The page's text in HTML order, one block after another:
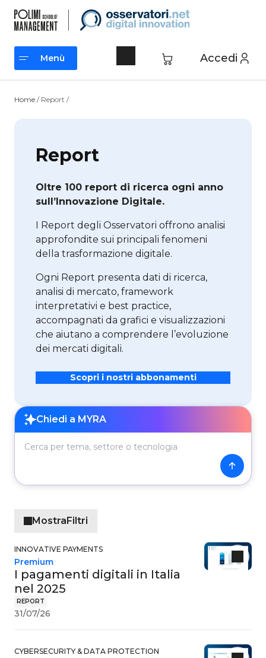
contenuto
Accedi
Menù
Home / Report /
Report
Oltre 100 report di ricerca ogni anno
sull’Innovazione Digitale.
I Report degli Osservatori offrono analisi
approfondite sui principali fenomeni
della trasformazione digitale.
Ogni Report presenta dati di ricerca,
analisi di mercato, framework
interpretativi e best practice,
accompagnati da grafici e visualizzazioni
che aiutano a comprendere l’evoluzione
dei mercati digitali.
Scopri i nostri abbonamenti
Chiedi a MYRA
Cerca per tema, settore o tecnologia
MostraFiltri
INNOVATIVE PAYMENTS
REPORT
I pagamenti digitali in Italia
nel 2025
Premium
31/07/26
CYBERSECURITY & DATA PROTECTION